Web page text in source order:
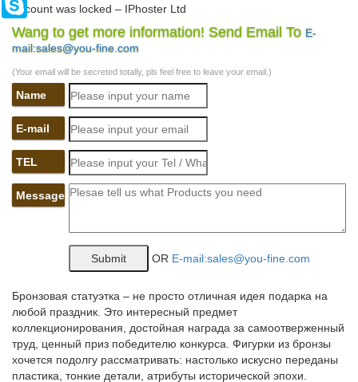
Account was locked – IPhoster Ltd
katalog-kartinokvgh4r.dom-dobryi.ru/в/4
Купить "Пульт управления для телевизора «Mini TV» (брелок)"
Собака – символ Нового года 2018 своими руками – 2018
В 2018 году таким тотемом будет Желтая Земляная Собака, а
это значит, что нужно развесить символичные фигурки на
установить символ года на Новогоднем столе.
Цены на авиабилеты вырастут.
katalog-kartinok9pgm5.vdomerobot.ru/в/8
Цены на медь сегодня за 1кг в торезе.
katalog-kartinokfu2ndjp.glavnayadoroga25.ru/ч/7
Wang to get more information! Send Email To E-
mail:sales@you-fine.com
(Your email will be secreted totally, pls feel free to leave your email.)
Name
E-mail
TEL
Message
OR E-mail:sales@you-fine.com
Бронзовая статуэтка – не просто отличная идея подарка на
любой праздник. Это интересный предмет
коллекционирования, достойная награда за самоотверженный
труд, ценный приз победителю конкурса. Фигурки из бронзы
хочется подолгу рассматривать: настолько искусно переданы
пластика, тонкие детали, атрибуты исторической эпохи.